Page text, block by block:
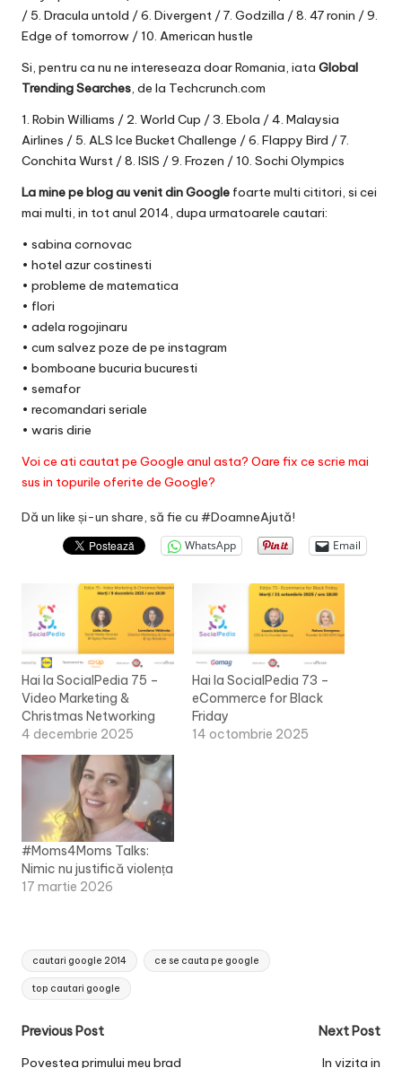
/ 5. Dracula untold / 6. Divergent / 7. Godzilla / 8. 47 ronin / 9.
Edge of tomorrow / 10. American hustle
Si, pentru ca nu ne intereseaza doar Romania, iata Global
Trending Searches, de la Techcrunch.com
1. Robin Williams / 2. World Cup / 3. Ebola / 4. Malaysia
Airlines / 5. ALS Ice Bucket Challenge / 6. Flappy Bird / 7.
Conchita Wurst / 8. ISIS / 9. Frozen / 10. Sochi Olympics
La mine pe blog au venit din Google foarte multi cititori, si cei
mai multi, in tot anul 2014, dupa urmatoarele cautari:
• sabina cornovac
• hotel azur costinesti
• probleme de matematica
• flori
• adela rogojinaru
• cum salvez poze de pe instagram
• bomboane bucuria bucuresti
• semafor
• recomandari seriale
• waris dirie
Voi ce ati cautat pe Google anul asta? Oare fix ce scrie mai
sus in topurile oferite de Google?
Dă un like și-un share, să fie cu #DoamneAjută!
WhatsApp Email
Hai la SocialPedia 75 –
Video Marketing &
Christmas Networking
4 decembrie 2025
Hai la SocialPedia 73 –
eCommerce for Black
Friday
14 octombrie 2025
#Moms4Moms Talks:
Nimic nu justifică violența
17 martie 2026
Tags:
cautari google 2014 ce se cauta pe google
top cautari google
Post
Previous Post
Povestea primului meu brad
Next Post
In vizita in